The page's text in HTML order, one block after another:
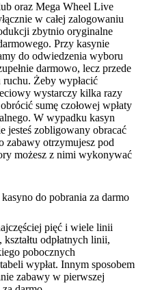
oraz Mega Wheel Live
w całej zalogowaniu
zbytnio oryginalne
Przy kasynie
do odwiedzenia wyboru
darmowo, lecz przede
Żeby wypłacić
wystarczy kilka razy
sumę czołowej wpłaty
W wypadku kasyn
jesteś zobligowany obracać
zabawy otrzymujesz pod
możesz z nimi wykonywać
pięć i wiele linii
odpłatnych linii,
pobocznych
wypłat. Innym sposobem
zabawy w pierwszej